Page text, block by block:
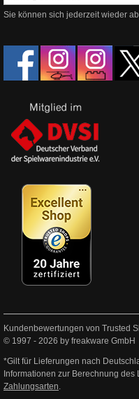
Sie können sich jederzeit wieder
Kundenbewertungen von Trusted
© 1997 - 2026 by freakware GmbH
*Gilt für Lieferungen nach
Informationen zur Berechnung des
Zahlungsarten.